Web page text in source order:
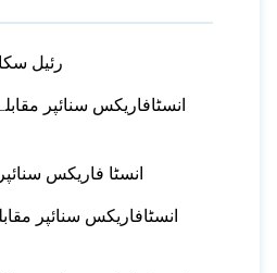
رئیل
انسٹافاریکس سنائپر
انسٹا فاریکس
انسٹافاریکس سنائپر